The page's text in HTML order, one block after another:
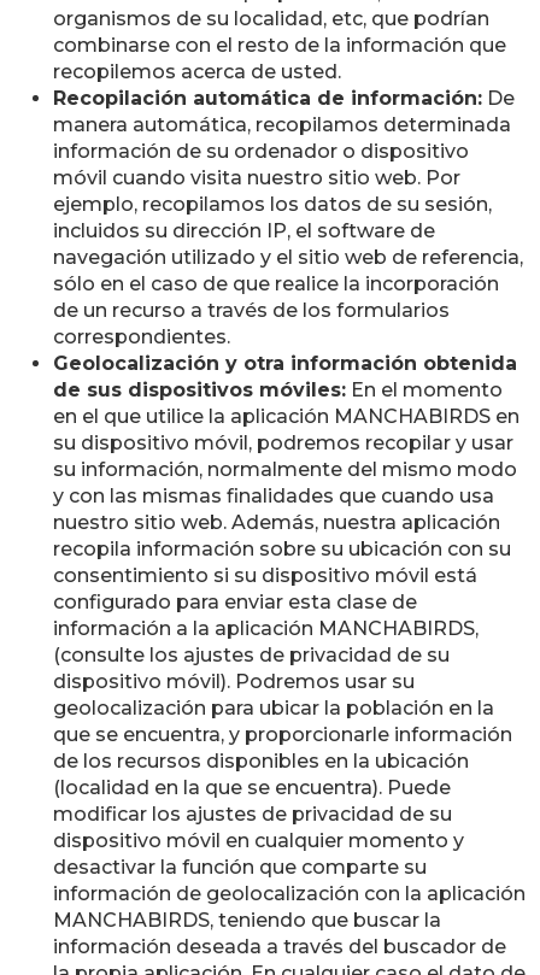
organismos de su localidad, etc, que podrían
combinarse con el resto de la información que
recopilemos acerca de usted.
Recopilación automática de información: De
manera automática, recopilamos determinada
información de su ordenador o dispositivo
móvil cuando visita nuestro sitio web. Por
ejemplo, recopilamos los datos de su sesión,
incluidos su dirección IP, el software de
navegación utilizado y el sitio web de referencia,
sólo en el caso de que realice la incorporación
de un recurso a través de los formularios
correspondientes.
Geolocalización y otra información obtenida
de sus dispositivos móviles: En el momento
en el que utilice la aplicación MANCHABIRDS en
su dispositivo móvil, podremos recopilar y usar
su información, normalmente del mismo modo
y con las mismas finalidades que cuando usa
nuestro sitio web. Además, nuestra aplicación
recopila información sobre su ubicación con su
consentimiento si su dispositivo móvil está
configurado para enviar esta clase de
información a la aplicación MANCHABIRDS,
(consulte los ajustes de privacidad de su
dispositivo móvil). Podremos usar su
geolocalización para ubicar la población en la
que se encuentra, y proporcionarle información
de los recursos disponibles en la ubicación
(localidad en la que se encuentra). Puede
modificar los ajustes de privacidad de su
dispositivo móvil en cualquier momento y
desactivar la función que comparte su
información de geolocalización con la aplicación
MANCHABIRDS, teniendo que buscar la
información deseada a través del buscador de